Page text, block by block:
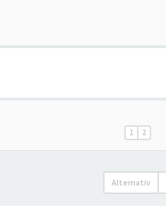
1 2
Alternativ